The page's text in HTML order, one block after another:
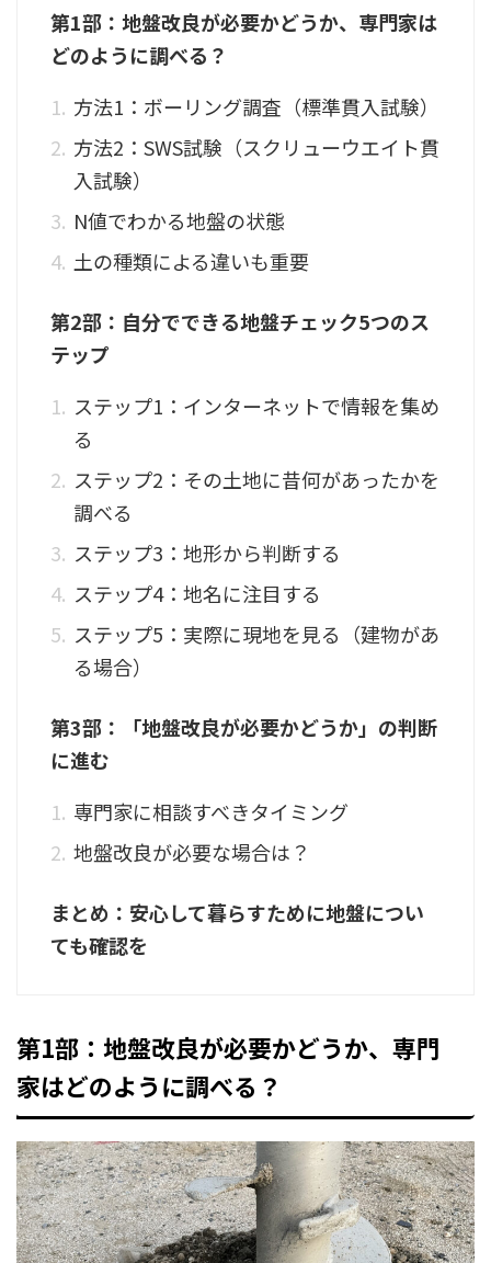
第1部：地盤改良が必要かどうか、専門家は
どのように調べる？
方法1：ボーリング調査（標準貫入試験）
方法2：SWS試験（スクリューウエイト貫
入試験）
N値でわかる地盤の状態
土の種類による違いも重要
第2部：自分でできる地盤チェック5つのス
テップ
ステップ1：インターネットで情報を集め
る
ステップ2：その土地に昔何があったかを
調べる
ステップ3：地形から判断する
ステップ4：地名に注目する
ステップ5：実際に現地を見る（建物があ
る場合）
第3部：「地盤改良が必要かどうか」の判断
に進む
専門家に相談すべきタイミング
地盤改良が必要な場合は？
まとめ：安心して暮らすために地盤につい
ても確認を
第1部：地盤改良が必要かどうか、専門
家はどのように調べる？